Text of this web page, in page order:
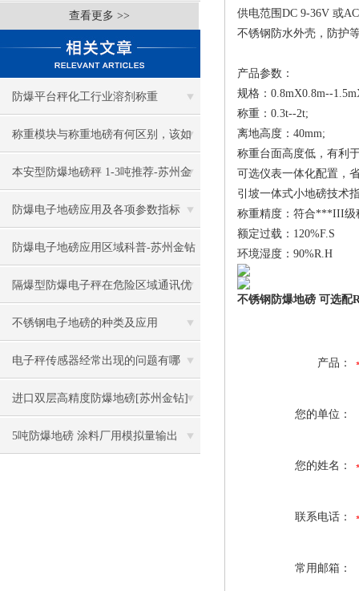
查看更多 >>
防爆平台秤化工行业溶剂称重
称重模块与称重地磅有何区别，该如
何选择
本安型防爆地磅秤 1-3吨推荐-苏州金
钻
防爆电子地磅应用及各项参数指标
防爆电子地磅应用区域科普-苏州金钻
隔爆型防爆电子秤在危险区域通讯优
缺点
不锈钢电子地磅的种类及应用
电子秤传感器经常出现的问题有哪
些？
进口双层高精度防爆地磅[苏州金钻]
5吨防爆地磅 涂料厂用模拟量输出
供电范围DC 9-36V 或
不锈钢防水外壳，防护
产品参数：
规格：0.8mX0.8m--
称重：0.3t--2t;
离地高度：40mm;
称重台面高度低，有利
可选仪表一体化配置，
引坡一体式小地磅技术
称重精度：符合***III级
额定过载：120%F.S
环境湿度：90%R.H
不锈钢防爆地磅 可选配
产品：
您的单位：
您的姓名：
联系电话：
常用邮箱：